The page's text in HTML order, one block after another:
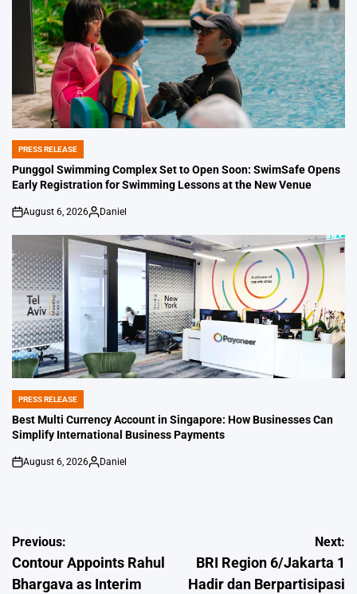
POSTED
IN
PRESS RELEASE
Punggol Swimming Complex Set to Open Soon: SwimSafe Opens
Early Registration for Swimming Lessons at the New Venue
on
August 6, 2026
Posted
by
Daniel
POSTED
IN
PRESS RELEASE
Best Multi Currency Account in Singapore: How Businesses Can
Simplify International Business Payments
on
August 6, 2026
Posted
Daniel
Post
navigation
Previous:
Contour Appoints Rahul
Bhargava as Interim
Next:
BRI Region 6/Jakarta 1
Hadir dan Berpartisipasi